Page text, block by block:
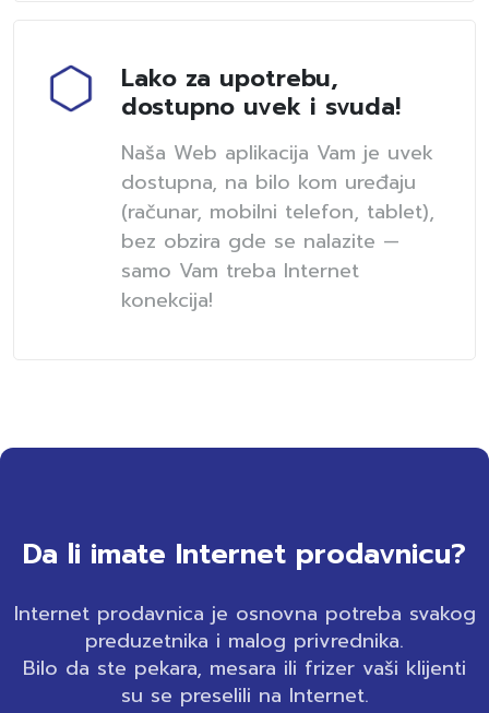
Lako za upotrebu,
dostupno uvek i svuda!
Naša Web aplikacija Vam je uvek
dostupna, na bilo kom uređaju
(računar, mobilni telefon, tablet),
bez obzira gde se nalazite —
samo Vam treba Internet
konekcija!
Da li imate Internet prodavnicu?
Internet prodavnica je osnovna potreba svakog
preduzetnika i malog privrednika.
Bilo da ste pekara, mesara ili frizer vaši klijenti
su se preselili na Internet.